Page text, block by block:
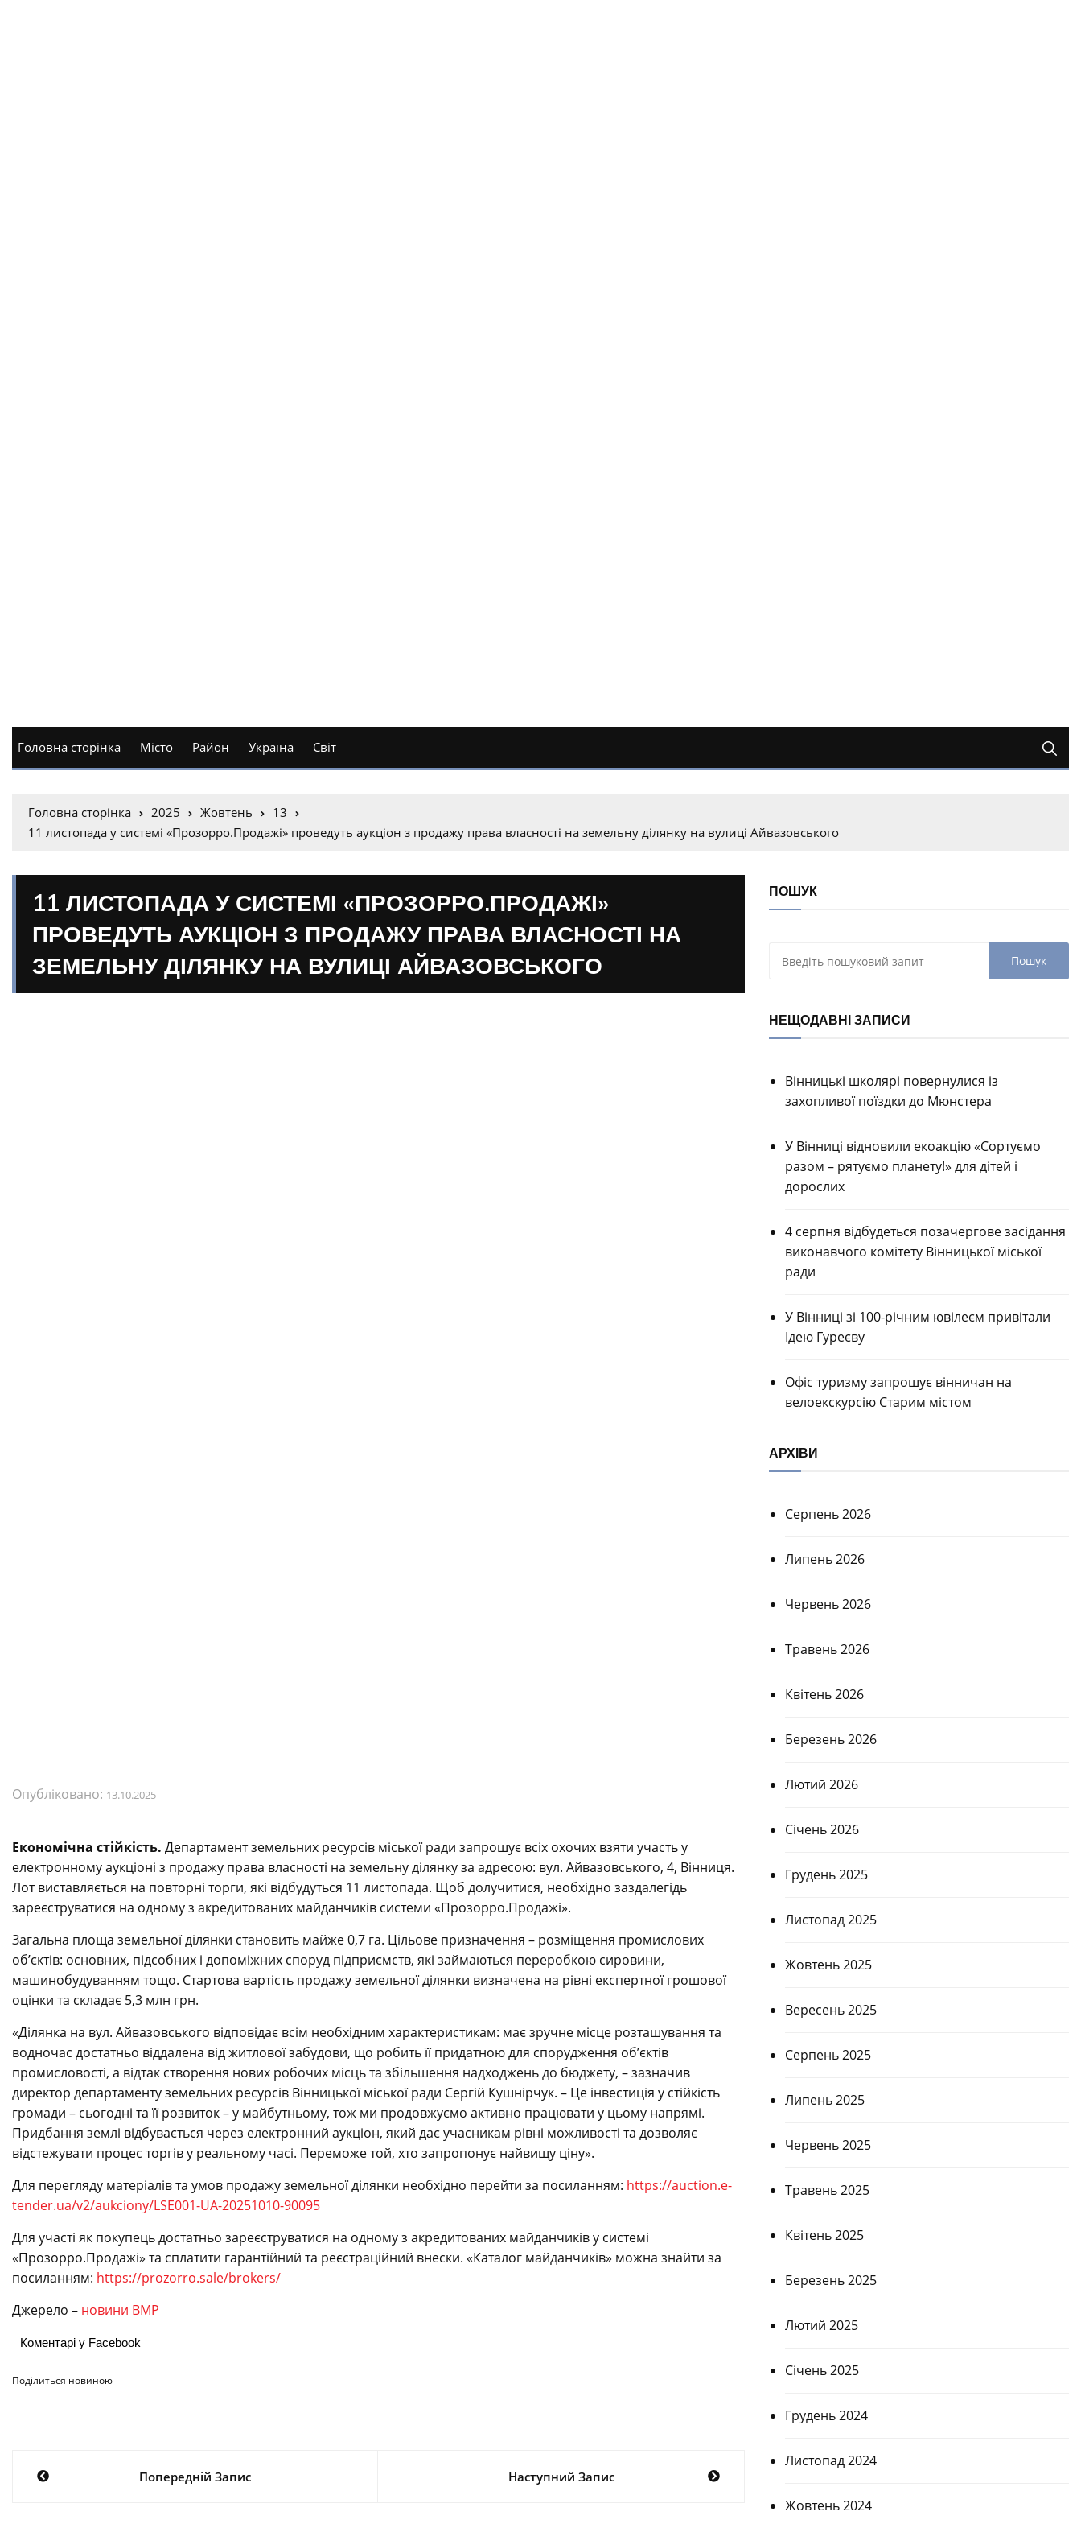
Головна сторінка Місто Район Україна Світ
Головна сторінка 2025 Жовтень
13
11 листопада у системі «Прозорро.Продажі» проведуть аукціон з продажу права власності на земельну ділянку на вулиці Айвазовського
11 ЛИСТОПАДА У СИСТЕМІ «ПРОЗОРРО.ПРОДАЖІ»
ПРОВЕДУТЬ АУКЦІОН З ПРОДАЖУ ПРАВА ВЛАСНОСТІ НА
ЗЕМЕЛЬНУ ДІЛЯНКУ НА ВУЛИЦІ АЙВАЗОВСЬКОГО
Опубліковано: 13.10.2025
Економічна стійкість. Департамент земельних ресурсів міської ради запрошує всіх охочих взяти участь у
електронному аукціоні з продажу права власності на земельну ділянку за адресою: вул. Айвазовського, 4, Вінниця.
Лот виставляється на повторні торги, які відбудуться 11 листопада. Щоб долучитися, необхідно заздалегідь
зареєструватися на одному з акредитованих майданчиків системи «Прозорро.Продажі».
Загальна площа земельної ділянки становить майже 0,7 га. Цільове призначення – розміщення промислових
об’єктів: основних, підсобних і допоміжних споруд підприємств, які займаються переробкою сировини,
машинобудуванням тощо. Стартова вартість продажу земельної ділянки визначена на рівні експертної грошової
оцінки та складає 5,3 млн грн.
«Ділянка на вул. Айвазовського відповідає всім необхідним характеристикам: має зручне місце розташування та
водночас достатньо віддалена від житлової забудови, що робить її придатною для спорудження об’єктів
промисловості, а відтак створення нових робочих місць та збільшення надходжень до бюджету, – зазначив
директор департаменту земельних ресурсів Вінницької міської ради Сергій Кушнірчук. – Це інвестиція у стійкість
громади – сьогодні та її розвиток – у майбутньому, тож ми продовжуємо активно працювати у цьому напрямі.
Придбання землі відбувається через електронний аукціон, який дає учасникам рівні можливості та дозволяє
відстежувати процес торгів у реальному часі. Переможе той, хто запропонує найвищу ціну».
Для перегляду матеріалів та умов продажу земельної ділянки необхідно перейти за посиланням: https://auction.e-
tender.ua/v2/aukciony/LSE001-UA-20251010-90095
Для участі як покупець достатньо зареєструватися на одному з акредитованих майданчиків у системі
«Прозорро.Продажі» та сплатити гарантійний та реєстраційний внески. «Каталог майданчиків» можна знайти за
посиланням: https://prozorro.sale/brokers/
Джерело – новини ВМР
Коментарі у Facebook
Поділиться новиною
НавігаціяПопередній Запис Наступний Запис
ПОШУК
НЕЩОДАВНІ ЗАПИСИ
Вінницькі школярі повернулися із
захопливої поїздки до Мюнстера
У Вінниці відновили екоакцію «Сортуємо
разом – рятуємо планету!» для дітей і
дорослих
4 серпня відбудеться позачергове засідання
виконавчого комітету Вінницької міської
ради
У Вінниці зі 100-річним ювілеєм привітали
Ідею Гуреєву
Офіс туризму запрошує вінничан на
велоекскурсію Старим містом
АРХІВИ
Серпень 2026
Липень 2026
Червень 2026
Травень 2026
Квітень 2026
Березень 2026
Лютий 2026
Січень 2026
Грудень 2025
Листопад 2025
Жовтень 2025
Вересень 2025
Серпень 2025
Липень 2025
Червень 2025
Травень 2025
Квітень 2025
Березень 2025
Лютий 2025
Січень 2025
Грудень 2024
Листопад 2024
Жовтень 2024